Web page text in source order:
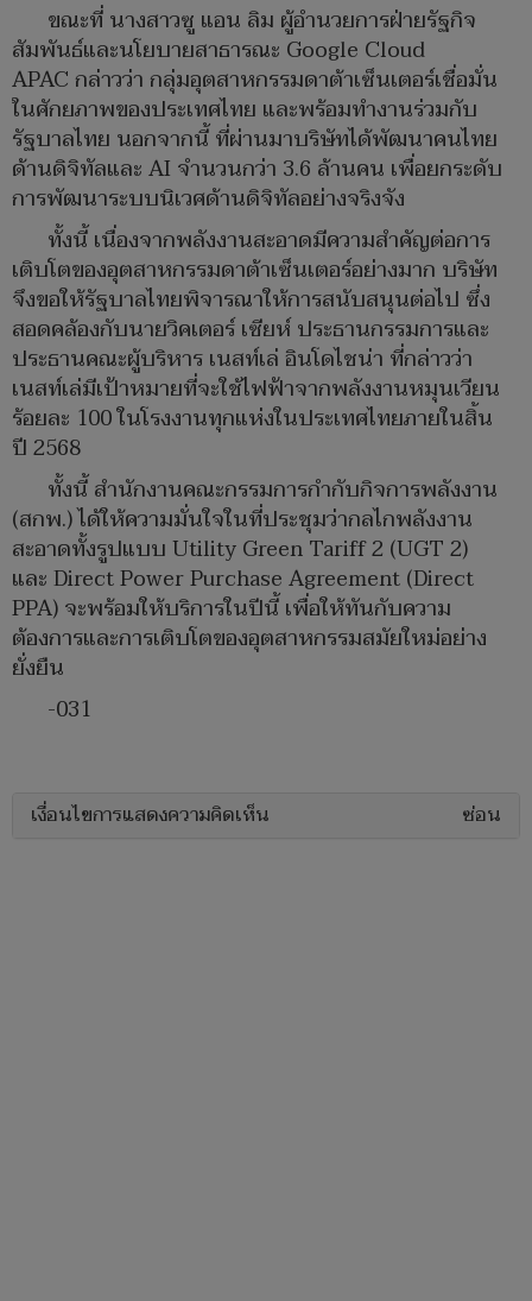
ขณะที่ นางสาวซู แอน ลิม ผู้อำนวยการฝ่ายรัฐกิจ
สัมพันธ์และนโยบายสาธารณะ Google Cloud
APAC กล่าวว่า กลุ่มอุตสาหกรรมดาต้าเซ็นเตอร์เชื่อมั่น
ในศักยภาพของประเทศไทย และพร้อมทำงานร่วมกับ
รัฐบาลไทย นอกจากนี้ ที่ผ่านมาบริษัทได้พัฒนาคนไทย
ด้านดิจิทัลและ AI จำนวนกว่า 3.6 ล้านคน เพื่อยกระดับ
การพัฒนาระบบนิเวศด้านดิจิทัลอย่างจริงจัง
ทั้งนี้ เนื่องจากพลังงานสะอาดมีความสำคัญต่อการ
เติบโตของอุตสาหกรรมดาต้าเซ็นเตอร์อย่างมาก บริษัท
จึงขอให้รัฐบาลไทยพิจารณาให้การสนับสนุนต่อไป ซึ่ง
สอดคล้องกับนายวิคเตอร์ เซียห์ ประธานกรรมการและ
ประธานคณะผู้บริหาร เนสท์เล่ อินโดไชน่า ที่กล่าวว่า
เนสท์เล่มีเป้าหมายที่จะใช้ไฟฟ้าจากพลังงานหมุนเวียน
ร้อยละ 100 ในโรงงานทุกแห่งในประเทศไทยภายในสิ้น
ปี 2568
ทั้งนี้ สำนักงานคณะกรรมการกำกับกิจการพลังงาน
(สกพ.) ได้ให้ความมั่นใจในที่ประชุมว่ากลไกพลังงาน
สะอาดทั้งรูปแบบ Utility Green Tariff 2 (UGT 2)
และ Direct Power Purchase Agreement (Direct
PPA) จะพร้อมให้บริการในปีนี้ เพื่อให้ทันกับความ
ต้องการและการเติบโตของอุตสาหกรรมสมัยใหม่อย่าง
ยั่งยืน
-031
เงื่อนไขการแสดงความคิดเห็น ซ่อน